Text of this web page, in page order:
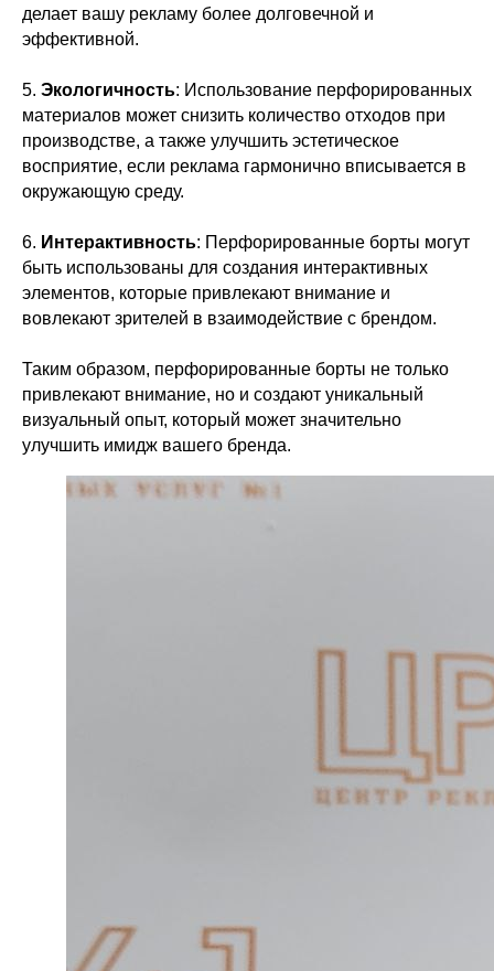
делает вашу рекламу более долговечной и
эффективной.
5. Экологичность: Использование перфорированных
материалов может снизить количество отходов при
производстве, а также улучшить эстетическое
восприятие, если реклама гармонично вписывается в
окружающую среду.
6. Интерактивность: Перфорированные борты могут
быть использованы для создания интерактивных
элементов, которые привлекают внимание и
вовлекают зрителей в взаимодействие с брендом.
Таким образом, перфорированные борты не только
привлекают внимание, но и создают уникальный
визуальный опыт, который может значительно
улучшить имидж вашего бренда.